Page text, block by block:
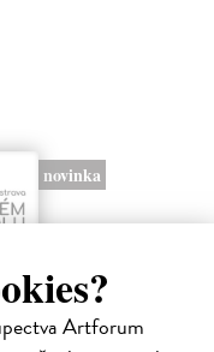
Artforum
novinka